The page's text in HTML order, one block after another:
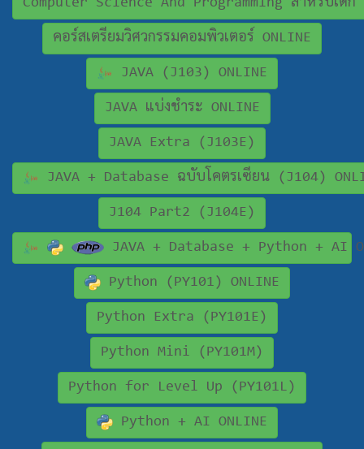
Computer Science And Programming สำหรับเด็ก
คอร์สเตรียมวิศวกรรมคอมพิวเตอร์ ONLINE
JAVA (J103) ONLINE
JAVA แบ่งชำระ ONLINE
JAVA Extra (J103E)
JAVA + Database ฉบับโคตรเซียน (J104)
J104 Part2 (J104E)
JAVA + Database + Python + AI
Python (PY101) ONLINE
Python Extra (PY101E)
Python Mini (PY101M)
Python for Level Up (PY101L)
Python + AI ONLINE